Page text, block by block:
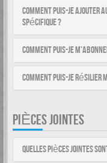
Comment puis-je ajouter
spécifique ?
Comment puis-je
Comment puis-je résilier
PIÈCES JOINTES
Quelles pièces jointes